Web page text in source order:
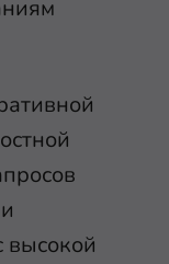
высокой